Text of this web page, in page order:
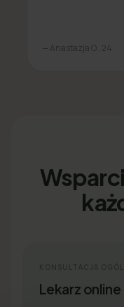
— Anastazja O., 24
Lekarz online